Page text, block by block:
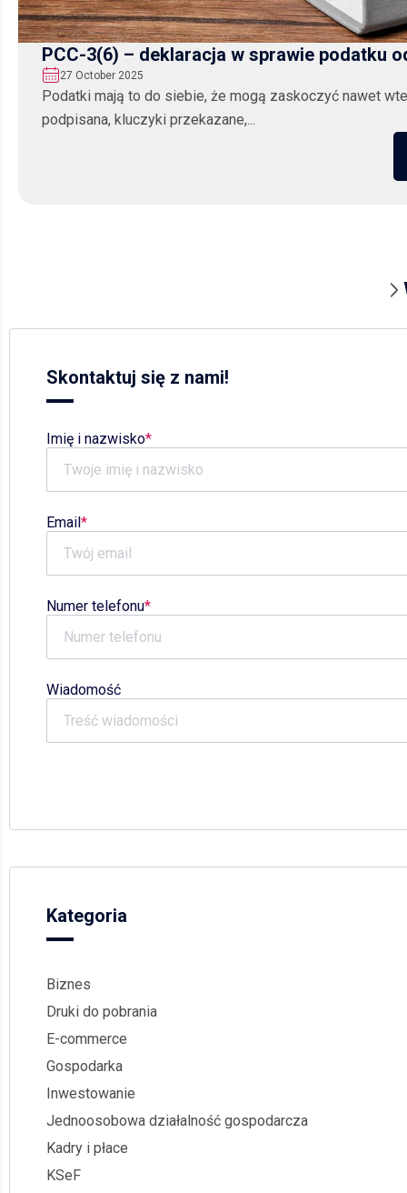
PCC-3(6) – deklaracja w sprawie podatku
27 October 2025
Podatki mają to do siebie, że mogą zaskoczyć nawet
podpisana, kluczyki przekazane,...
Skontaktuj się z nami!
Imię i nazwisko
Email
Numer telefonu
Wiadomość
Kategoria
Biznes
Druki do pobrania
E-commerce
Gospodarka
Inwestowanie
Jednoosobowa działalność gospodarcza
Kadry i płace
KSeF